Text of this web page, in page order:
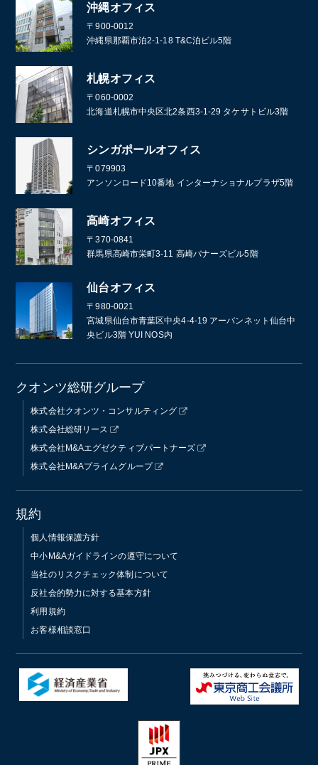
沖縄オフィス
〒900-0012
沖縄県那覇市泊2-1-18 T&C泊ビル5階
札幌オフィス
〒060-0002
北海道札幌市中央区北2条西3-1-29 タケサトビル3階
シンガポールオフィス
〒079903
アンソンロード10番地 インターナショナルプラザ5階
高崎オフィス
〒370-0841
群馬県高崎市栄町3-11 高崎バナーズビル5階
仙台オフィス
〒980-0021
宮城県仙台市青葉区中央4-4-19 アーバンネット仙台中
央ビル3階 YUI NOS内
クオンツ総研グループ
株式会社クオンツ・コンサルティング
株式会社総研リース
株式会社M&Aエグゼクティブパートナーズ
株式会社M&Aプライムグループ
規約
個人情報保護方針
中小M&Aガイドラインの遵守について
当社のリスクチェック体制について
反社会的勢力に対する基本方針
利用規約
お客様相談窓口